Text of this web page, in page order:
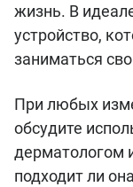
жизнь. В
устройство,
заниматься
При любых
обсудите
дерматологом
подходит ли